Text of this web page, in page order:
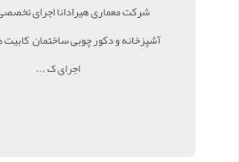
شرکت معماری هیرادانا اجرای
آشپزخانه و دکور چوبی ساختمان
اجرای ک ...